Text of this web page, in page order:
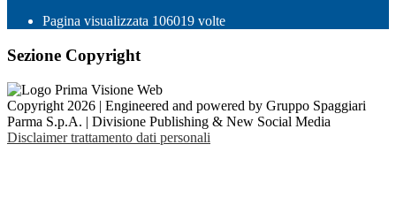
Pagina visualizzata 106019 volte
Sezione Copyright
Copyright 2026 | Engineered and powered by Gruppo Spaggiari
Parma S.p.A. | Divisione Publishing & New Social Media
Disclaimer trattamento dati personali